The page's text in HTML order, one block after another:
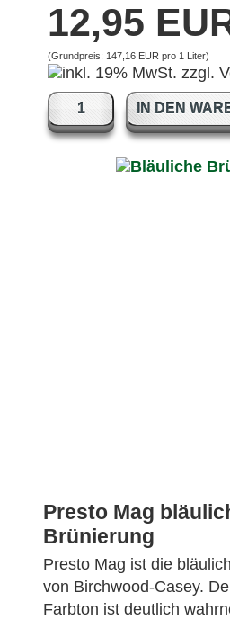
12,95
(Grundpreis: 147,16 EUR pro 1 Liter)
IN DEN
Presto Mag
Brünierung
Presto Mag ist die
von Birchwood-Casey.
Farbton ist deutlich